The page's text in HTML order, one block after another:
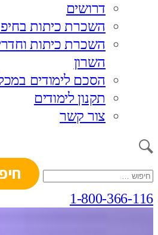
דרושים
השכרת כיתות
השכרת כיתות
השרון
הסכם לימודים
תקנון לימודים
צור קשר
חיפוש:
1-800-366-116